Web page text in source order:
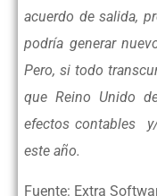
acuerdo de salida,
podría generar
Pero, si todo
que Reino Unido
efectos contables
este año.
Fuente: Extra